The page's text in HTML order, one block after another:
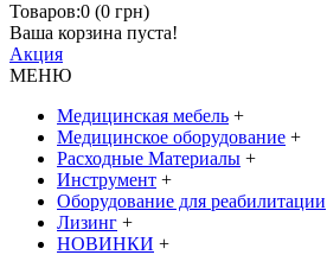
Товаров:0 (0 грн)
Ваша корзина пуста!
Акция
МЕНЮ
Медицинская мебель +
Медицинское оборудование +
Расходные Материалы +
Инструмент +
Оборудование для реабилитации
Лизинг +
НОВИНКИ +